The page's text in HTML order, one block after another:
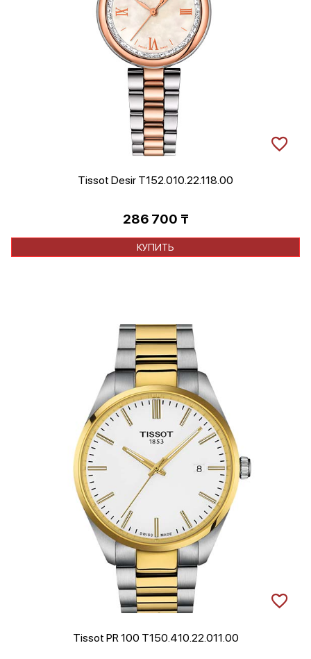
Tissot Desir T152.010.22.118.00
286 700 ₸
КУПИТЬ
Tissot PR 100 T150.410.22.011.00